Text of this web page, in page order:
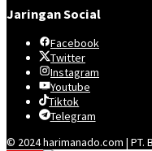
Jaringan Social
Facebook
Twitter
Instagram
Youtube
Tiktok
Telegram
© 2024 harimanado.com | PT.